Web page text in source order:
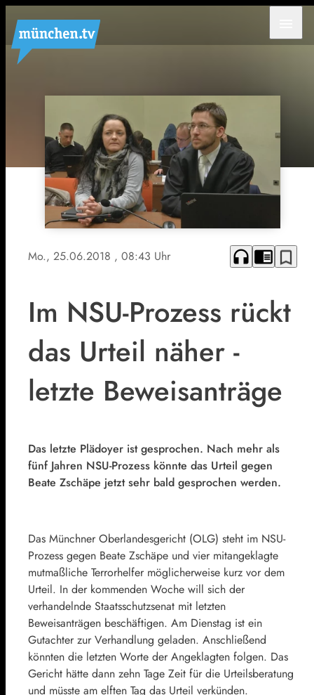
Mo., 25.06.2018 , 08:43 Uhr headphones chrome_reader_mode bookmark_border
Im NSU-Prozess rückt
das Urteil näher -
letzte Beweisanträge
Das letzte Plädoyer ist gesprochen. Nach mehr als
fünf Jahren NSU-Prozess könnte das Urteil gegen
Beate Zschäpe jetzt sehr bald gesprochen werden.
Das Münchner Oberlandesgericht (OLG) steht im NSU-
Prozess gegen Beate Zschäpe und vier mitangeklagte
mutmaßliche Terrorhelfer möglicherweise kurz vor dem
Urteil. In der kommenden Woche will sich der
verhandelnde Staatsschutzsenat mit letzten
Beweisanträgen beschäftigen. Am Dienstag ist ein
Gutachter zur Verhandlung geladen. Anschließend
könnten die letzten Worte der Angeklagten folgen. Das
Gericht hätte dann zehn Tage Zeit für die Urteilsberatung
und müsste am elften Tag das Urteil verkünden.